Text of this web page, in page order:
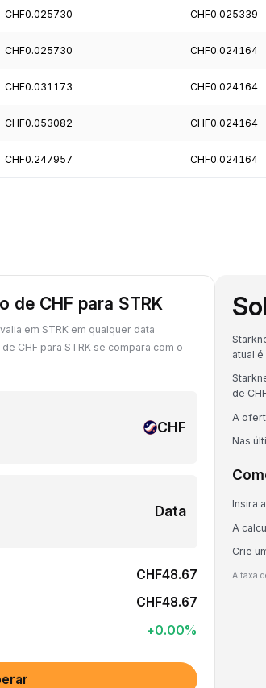
CHF0.025730 CHF0.025339
CHF0.025730 CHF0.024164
CHF0.031173 CHF0.024164
CHF0.053082 CHF0.024164
CHF0.247957 CHF0.024164
de CHF para STRK
em STRK em qualquer data
CHF para STRK se compara com o
CHF
Data
CHF48.67
CHF48.67
+0.00%
atual
de
A
Nas
Insira
A
Crie
A taxa